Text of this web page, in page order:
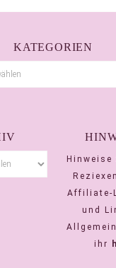
KATEGORIEN
Hinweise
Affiliate-
und
ihr